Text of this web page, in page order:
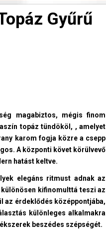
Gyűrű
magabiztos, mégis finom
topáz tündököl, , amelyet
karom fogja közre a csepp
A központi követ körülvevő
hatást keltve.
elegáns ritmust adnak az
kifinomulttá teszi az
az érdeklődés középpontjába,
különleges alkalmakra
beszédes szépségét.